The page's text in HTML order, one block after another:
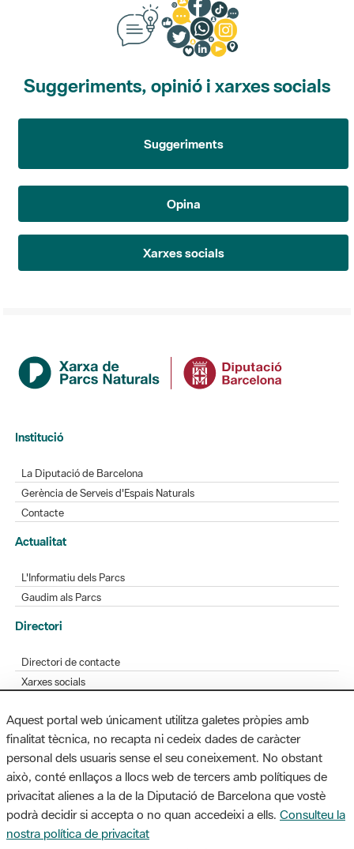
Suggeriments, opinió i xarxes socials
Suggeriments
Opina
Xarxes socials
Institució
La Diputació de Barcelona
Gerència de Serveis d'Espais Naturals
Contacte
Actualitat
L'Informatiu dels Parcs
Gaudim als Parcs
Directori
Directori de contacte
Xarxes socials
Bústia de suggeriments
Opineu sobre els parcs
MAPA WEB AVÍS LEGAL ACCESSIBILITAT
Aquest portal web únicament utilitza galetes pròpies amb
finalitat tècnica, no recapta ni cedeix dades de caràcter
personal dels usuaris sense el seu coneixement. No obstant
això, conté enllaços a llocs web de tercers amb polítiques de
privacitat alienes a la de la Diputació de Barcelona que vostè
podrà decidir si accepta o no quan accedeixi a ells. Consulteu la
nostra política de privacitat